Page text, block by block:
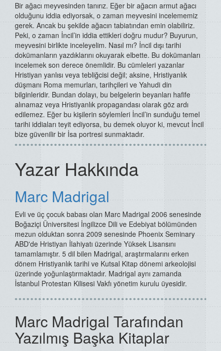
Bir ağacı meyvesinden tanırız. Eğer bir ağacın armut ağacı
olduğunu iddia ediyorsak, o zaman meyvesini incelememiz
gerek. Ancak bu şekilde ağacın tabiatından emin olabiliriz.
Peki, o zaman İncil’in iddia ettikleri doğru mudur? Buyurun,
meyvesini birlikte inceleyelim. Nasıl mı? İncil dışı tarihi
dokümanların yazdıklarını okuyarak elbette. Bu dokümanları
incelemek son derece önemlidir. Bu cümleleri yazanlar
Hristiyan yanlısı veya tebliğcisi değil; aksine, Hristiyanlık
düşmanı Roma memurları, tarihçileri ve Yahudi din
bilginleridir. Bundan dolayı, bu belgelerin beyanları hafife
alınamaz veya Hristiyanlık propagandası olarak göz ardı
edilemez. Eğer bu kişilerin söylemleri İncil’in sunduğu temel
tarihi iddiaları teyit ediyorsa, bu demek oluyor ki, mevcut İncil
bize güvenilir bir İsa portresi sunmaktadır.
Yazar Hakkında
Marc Madrigal
Evli ve üç çocuk babası olan Marc Madrigal 2006 senesinde
Boğaziçi Üniversitesi İngilizce Dili ve Edebiyat bölümünden
mezun olduktan sonra 2009 senesinde Phoenix Seminary
ABD'de Hristiyan İlahiyatı üzerinde Yüksek Lisansını
tamamlamıştır. 5 dil bilen Madrigal, araştırmalarını erken
dönem Hristiyanlık tarihi ve Kutsal Kitap dönemi arkeolojisi
üzerinde yoğunlaştırmaktadır. Madrigal aynı zamanda
İstanbul Protestan Kilisesi Vakfı yönetim kurulu üyesidir.
Marc Madrigal Tarafından
Yazılmış Başka Kitaplar